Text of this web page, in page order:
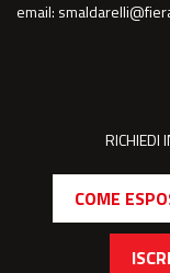
email:
RICHIEDI
COME